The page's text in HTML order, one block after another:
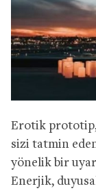
Erotik prototip,
sizi tatmin
yönelik bir
Enerjik,